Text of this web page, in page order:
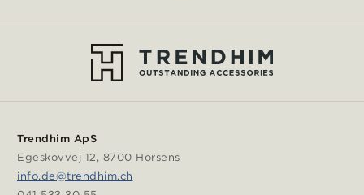
Trendhim ApS
Egeskovvej 12, 8700 Horsens
info.de@trendhim.ch